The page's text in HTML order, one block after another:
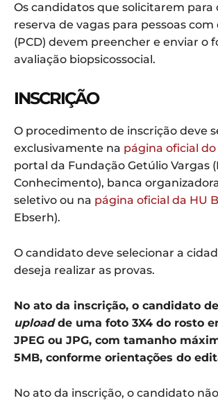
Os candidatos que solicitarem para
reserva de vagas para pessoas
(PCD) devem preencher e enviar o
avaliação biopsicossocial.
INSCRIÇÃO
O procedimento de inscrição deve
exclusivamente na página oficial
portal da Fundação Getúlio Vargas
Conhecimento), banca
seletivo ou na página oficial da HU
Ebserh).
O candidato deve selecionar a
deseja realizar as provas.
No ato da inscrição, o candidato
uploadde uma foto 3X4 do rosto
JPEG ou JPG, com tamanho
5MB, conforme orientações do
No ato da inscrição, o candidato